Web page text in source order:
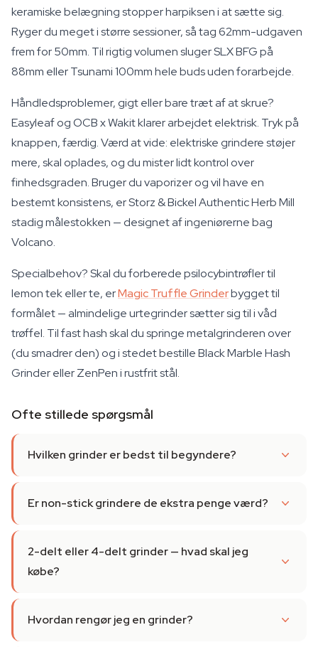
keramiske belægning stopper harpiksen i at sætte sig.
Ryger du meget i større sessioner, så tag 62mm-udgaven
frem for 50mm. Til rigtig volumen sluger SLX BFG på
88mm eller Tsunami 100mm hele buds uden forarbejde.
Håndledsproblemer, gigt eller bare træt af at skrue?
Easyleaf og OCB x Wakit klarer arbejdet elektrisk. Tryk på
knappen, færdig. Værd at vide: elektriske grindere støjer
mere, skal oplades, og du mister lidt kontrol over
finhedsgraden. Bruger du vaporizer og vil have en
bestemt konsistens, er Storz & Bickel Authentic Herb Mill
stadig målestokken — designet af ingeniørerne bag
Volcano.
Specialbehov? Skal du forberede psilocybintrøfler til
lemon tek eller te, erMagic Truffle Grinderbygget til
formålet — almindelige urtegrinder sætter sig til i våd
trøffel. Til fast hash skal du springe metalgrinderen over
(du smadrer den) og i stedet bestille Black Marble Hash
Grinder eller ZenPen i rustfrit stål.
Ofte stillede spørgsmål
Hvilken grinder er bedst til begyndere?
Er non-stick grindere de ekstra penge værd?
2-delt eller 4-delt grinder — hvad skal jeg
købe?
Hvordan rengør jeg en grinder?